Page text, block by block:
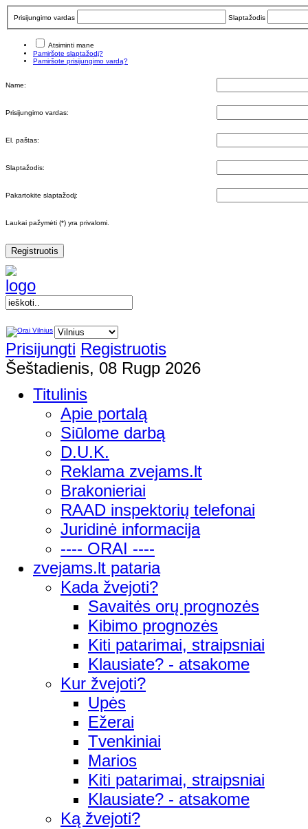
Prisijungimo vardas Slaptažodis
Atsiminti mane
Pamiršote slaptažodį?
Pamiršote prisijungimo vardą?
Name:
Prisijungimo vardas:
El. paštas:
Slaptažodis:
Pakartokite slaptažodį:
Laukai pažymėti (*) yra privalomi.
Registruotis
Prisijungti Registruotis
Šeštadienis, 08 Rugp 2026
Titulinis
Apie portalą
Siūlome darbą
D.U.K.
Reklama zvejams.lt
Brakonieriai
RAAD inspektorių telefonai
Juridinė informacija
---- ORAI ----
zvejams.lt pataria
Kada žvejoti?
Savaitės orų prognozės
Kibimo prognozės
Kiti patarimai, straipsniai
Klausiate? - atsakome
Kur žvejoti?
Upės
Ežerai
Tvenkiniai
Marios
Kiti patarimai, straipsniai
Klausiate? - atsakome
Ką žvejoti?